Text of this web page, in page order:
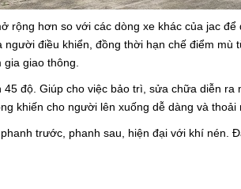
rộng hơn so với các dòng xe khác của jac
điều khiển, đồng thời hạn chế điểm
giao thông.
độ. Giúp cho việc bảo trì, sửa chữa diễn
khiến cho người lên xuống dễ dàng và thoải
trước, phanh sau, hiện đại với khí nén.